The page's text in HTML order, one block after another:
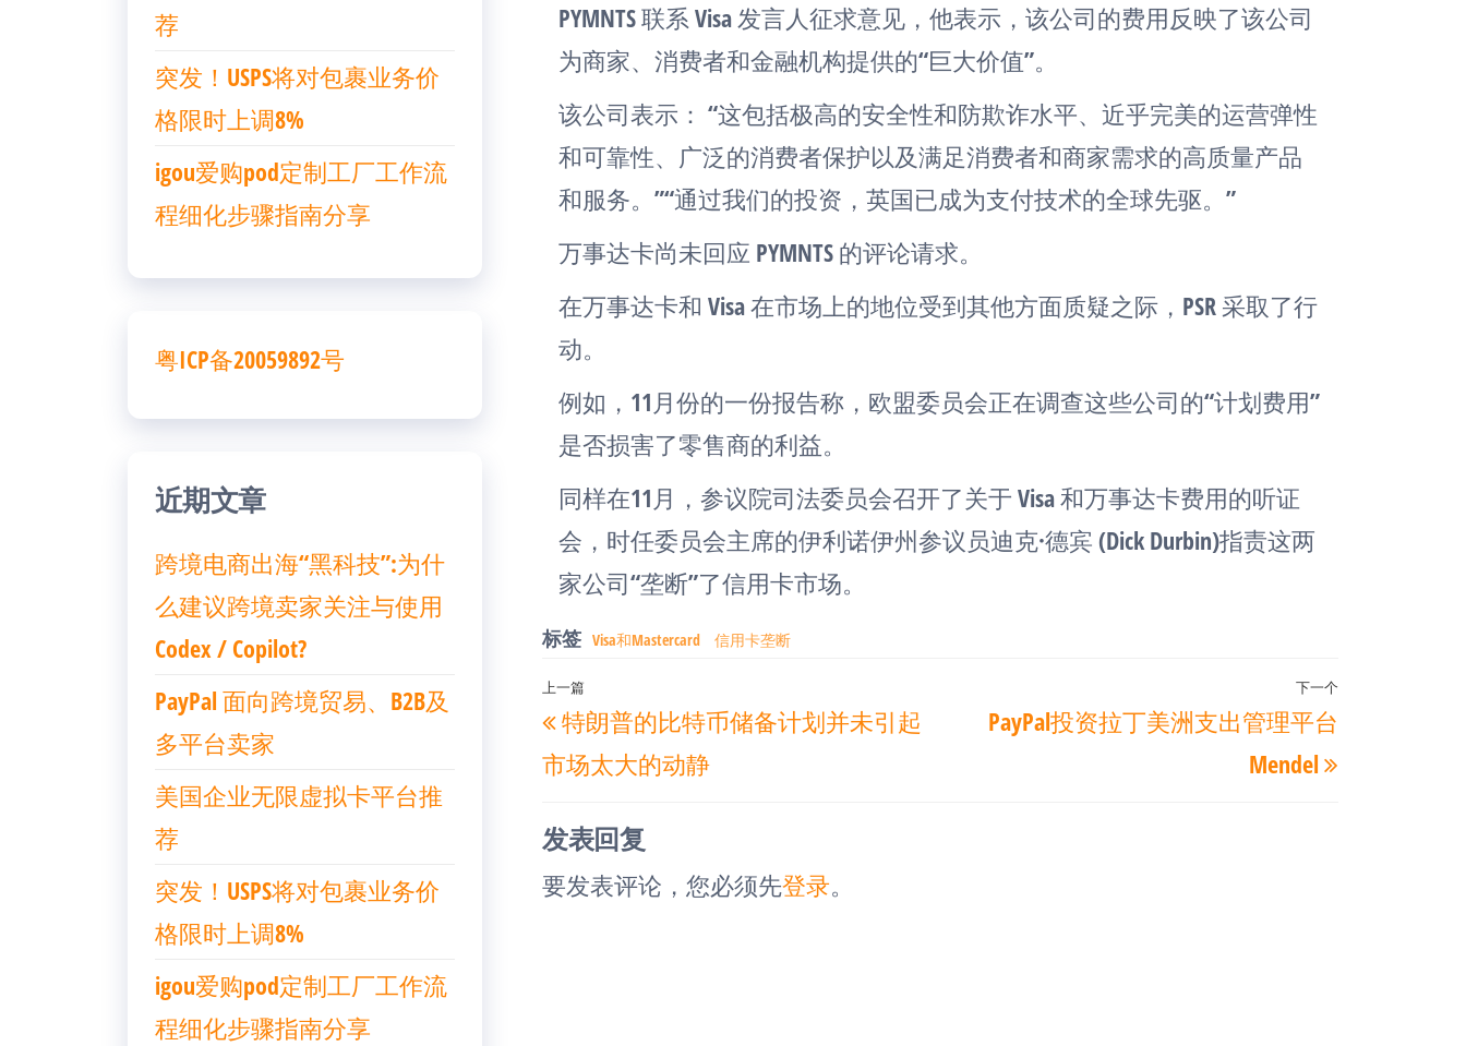
PYMNTS 联系 Visa 发言人征求意见，他表示，该公司的费用反映了该公司
为商家、消费者和金融机构提供的“巨大价值”。
该公司表示： “这包括极高的安全性和防欺诈水平、近乎完美的运营弹性
和可靠性、广泛的消费者保护以及满足消费者和商家需求的高质量产品
和服务。”“通过我们的投资，英国已成为支付技术的全球先驱。”
万事达卡尚未回应 PYMNTS 的评论请求。
在万事达卡和 Visa 在市场上的地位受到其他方面质疑之际，PSR 采取了行
动。
例如，11月份的一份报告称，欧盟委员会正在调查这些公司的“计划费用”
是否损害了零售商的利益。
同样在11月，参议院司法委员会召开了关于 Visa 和万事达卡费用的听证
会，时任委员会主席的伊利诺伊州参议员迪克·德宾 (Dick Durbin)指责这两
家公司“垄断”了信用卡市场。
标签 Visa和Mastercard 信用卡垄断
文
章
导
上
一
篇
文
上一篇
特朗普的比特币储备计划并未引起
市场太大的动静
下
下一个
PayPal投资拉丁美洲支出管理平台
Mendel
发表回复
要发表评论，您必须先登录。
荐
突发！USPS将对包裹业务价
格限时上调8%
igou爱购pod定制工厂工作流
程细化步骤指南分享
粤ICP备20059892号
近期文章
跨境电商出海“黑科技”:为什
么建议跨境卖家关注与使用
Codex / Copilot?
PayPal 面向跨境贸易、B2B及
多平台卖家
美国企业无限虚拟卡平台推
荐
突发！USPS将对包裹业务价
格限时上调8%
igou爱购pod定制工厂工作流
程细化步骤指南分享